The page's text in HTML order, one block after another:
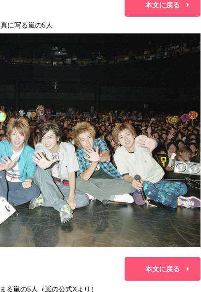
本文に戻る
に写る嵐の5人
本文に戻る
る嵐の5人（嵐の公式Xより）